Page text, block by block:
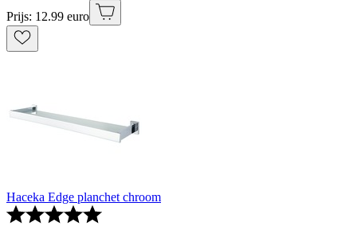
Prijs: 12.99 euro
Haceka Edge planchet chroom